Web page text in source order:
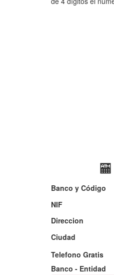
Banco y Código
NIF
Direccion
Ciudad
Telefono Gratis
Banco - Entidad